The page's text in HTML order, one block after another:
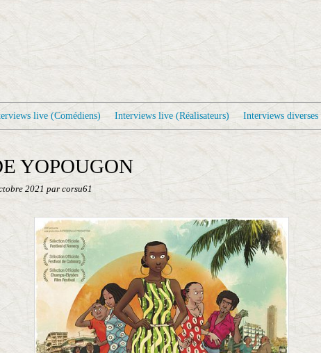
live (Comédiens) Interviews live (Réalisateurs) Interviews diverses
YOPOUGON
2021 par corsu61